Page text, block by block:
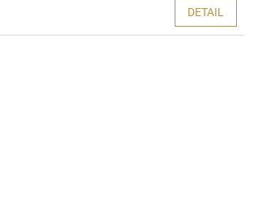
DETAIL